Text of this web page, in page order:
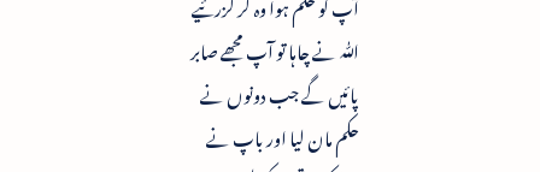
ﷲ نے چاہا تو آپ مجھے صابر
پائیں گے جب دونوں نے
حکم مان لیا اور باپ نے